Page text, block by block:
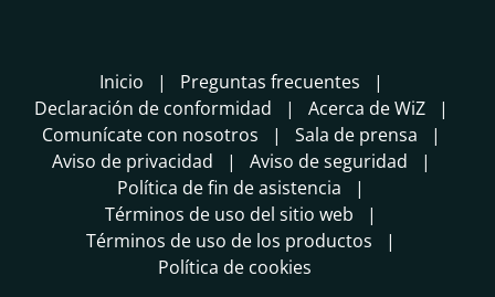
Inicio
Preguntas frecuentes
Declaración de conformidad
Acerca de WiZ
Comunícate con nosotros
Sala de prensa
Aviso de privacidad
Aviso de seguridad
Política de fin de asistencia
Términos de uso del sitio web
Términos de uso de los productos
Política de cookies